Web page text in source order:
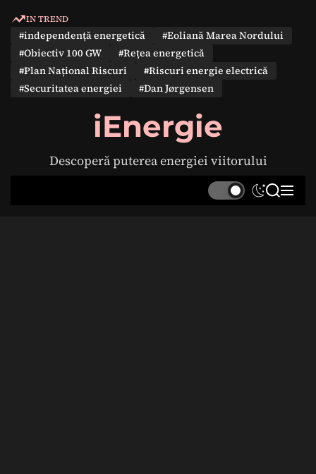
IN TREND
#independență energetică
#Eoliană Marea Nordului
#Obiectiv 100 GW
#Rețea energetică
#Plan Național Riscuri
#Riscuri energie electrică
#Securitatea energiei
#Dan Jørgensen
iEnergie
Descoperă puterea energiei viitorului
S
S M